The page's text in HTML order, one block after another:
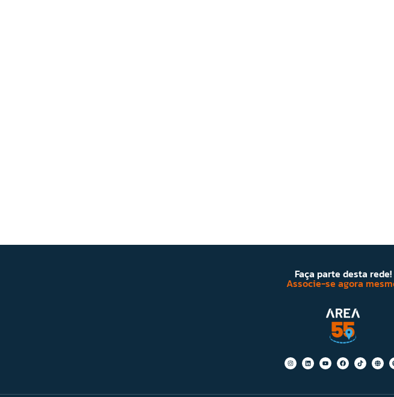
Faça parte desta rede!
Associe-se agora